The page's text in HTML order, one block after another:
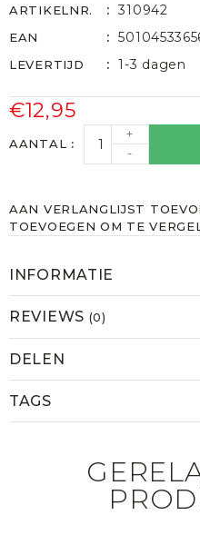
ARTIKELNR. 310942
EAN
LEVERTIJD 1-3 dagen
€12,95
AANTAL
+
-
AAN VERLANGLIJST
TOEVOEGEN OM TE
INFORMATIE
REVIEWS (0)
DELEN
TAGS